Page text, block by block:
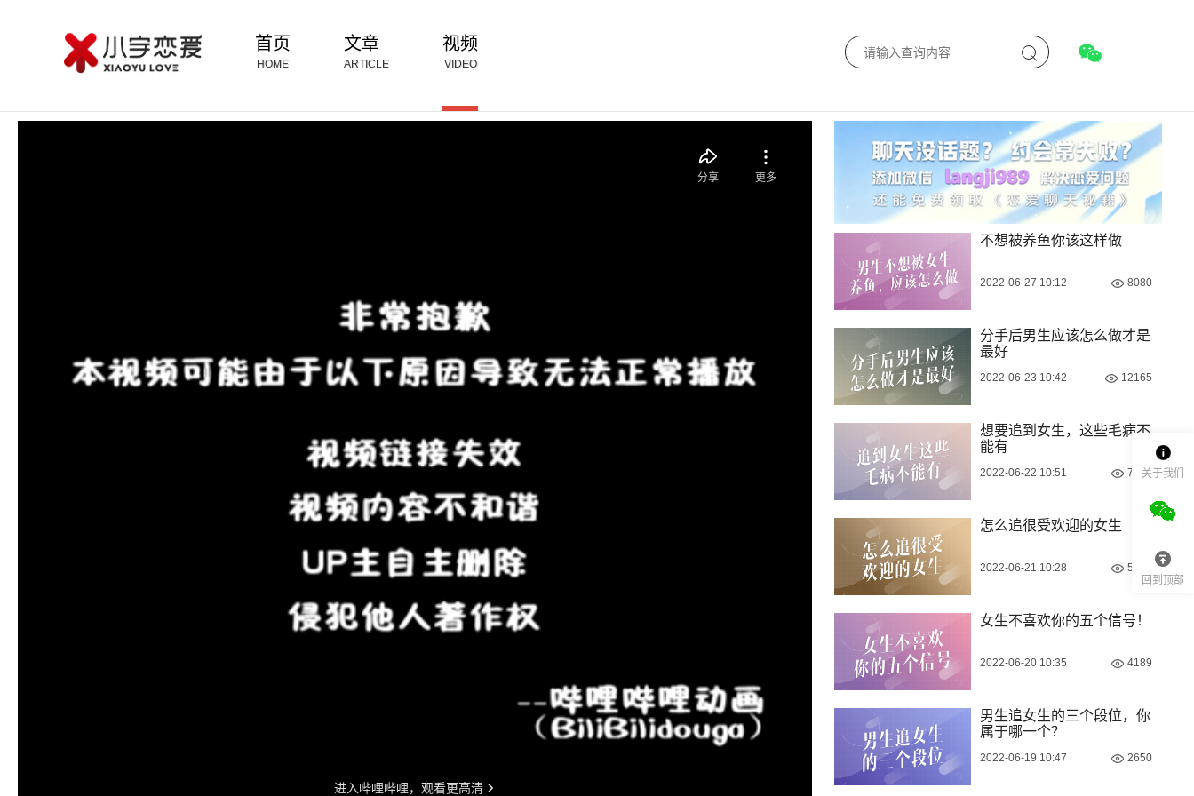
首页
HOME
文章
ARTICLE
视频
VIDEO
不想被养鱼你该这样做
2022-06-27 10:12 8080
分手后男生应该怎么做才是
最好
2022-06-23 10:42 12165
想要追到女生，这些毛病不
能有
2022-06-22 10:51 7044
怎么追很受欢迎的女生
2022-06-21 10:28 5329
女生不喜欢你的五个信号！
2022-06-20 10:35 4189
男生追女生的三个段位，你
属于哪一个？
2022-06-19 10:47 2650
关于我们
回到顶部